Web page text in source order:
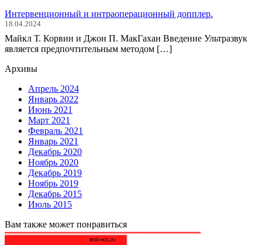
Интервенционный и интраоперационный допплер.
18.04.2024
Майкл Т. Корвин и Джон П. МакГахан Введение Ультразвук
является предпочтительным методом […]
Архивы
Апрель 2024
Январь 2022
Июнь 2021
Март 2021
Февраль 2021
Январь 2021
Декабрь 2020
Ноябрь 2020
Декабрь 2019
Ноябрь 2019
Декабрь 2015
Июль 2015
Вам также может понравиться